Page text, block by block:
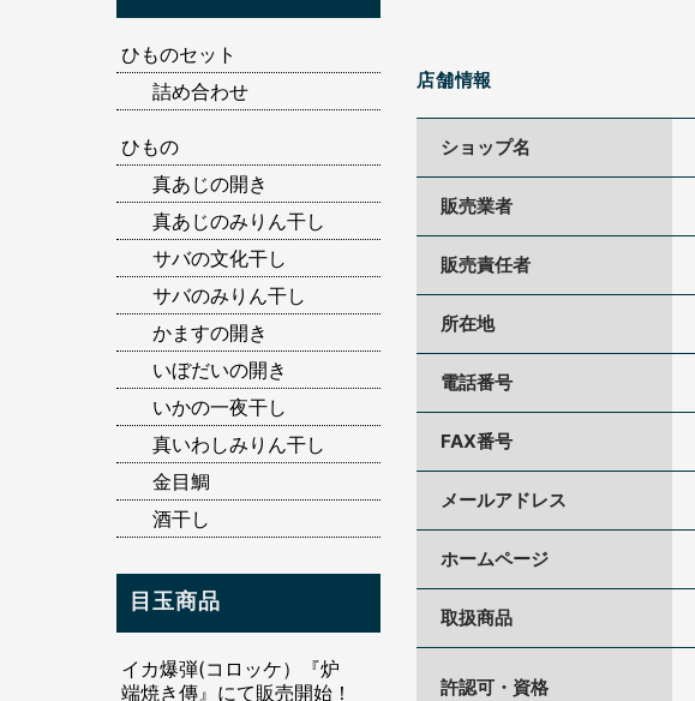
店舗情報
ショップ名
販売業者
販売責任者
所在地
電話番号
FAX番号
メールアドレス
ホームページ
取扱商品
許認可・資格
ひものセット
詰め合わせ
ひもの
真あじの開き
真あじのみりん干し
サバの文化干し
サバのみりん干し
かますの開き
いぼだいの開き
いかの一夜干し
真いわしみりん干し
金目鯛
酒干し
目玉商品
イカ爆弾(コロッケ）『炉
端焼き傳』にて販売開始！